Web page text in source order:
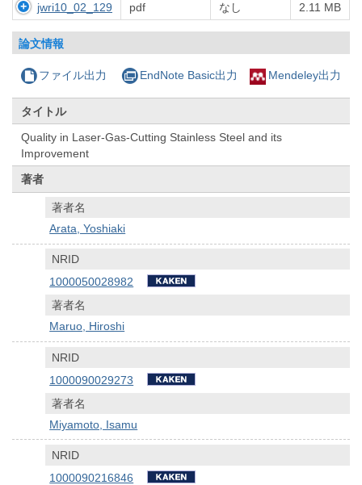
jwri10_02_129 pdf なし 2.11 MB
論文情報
ファイル出力 EndNote Basic出力 Mendeley出力
タイトル
Quality in Laser-Gas-Cutting Stainless Steel and its
Improvement
著者
著者名
Arata, Yoshiaki
NRID
1000050028982
著者名
Maruo, Hiroshi
NRID
1000090029273
著者名
Miyamoto, Isamu
NRID
1000090216846